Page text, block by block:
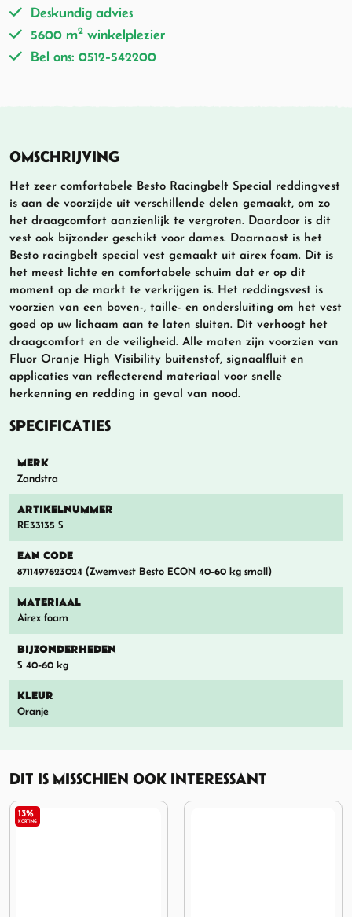
Deskundig advies
5600 m2 winkelplezier
Bel ons: 0512-542200
OMSCHRIJVING
Het zeer comfortabele Besto Racingbelt Special reddingvest
is aan de voorzijde uit verschillende delen gemaakt, om zo
het draagcomfort aanzienlijk te vergroten. Daardoor is dit
vest ook bijzonder geschikt voor dames. Daarnaast is het
Besto racingbelt special vest gemaakt uit airex foam. Dit is
het meest lichte en comfortabele schuim dat er op dit
moment op de markt te verkrijgen is. Het reddingsvest is
voorzien van een boven-, taille- en ondersluiting om het vest
goed op uw lichaam aan te laten sluiten. Dit verhoogt het
draagcomfort en de veiligheid. Alle maten zijn voorzien van
Fluor Oranje High Visibility buitenstof, signaalfluit en
applicaties van reflecterend materiaal voor snelle
herkenning en redding in geval van nood.
SPECIFICATIES
MERK
Zandstra
ARTIKELNUMMER
RE33135 S
EAN CODE
8711497623024 (Zwemvest Besto ECON 40-60 kg small)
MATERIAAL
Airex foam
BIJZONDERHEDEN
S 40-60 kg
KLEUR
Oranje
DIT IS MISSCHIEN OOK INTERESSANT